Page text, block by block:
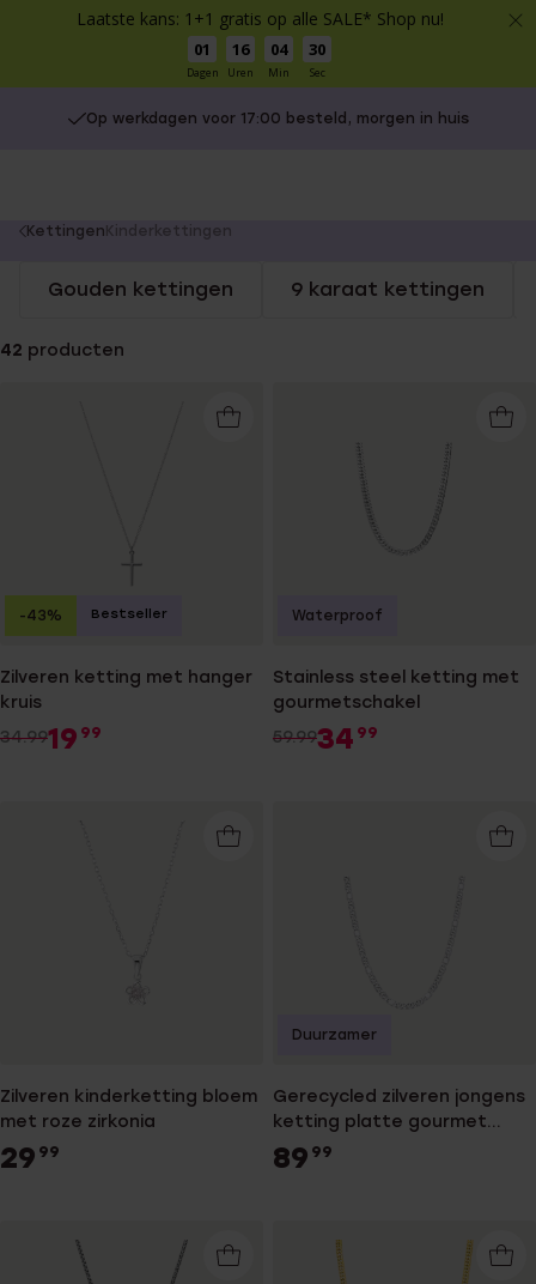
Laatste kans: 1+1 gratis op alle SALE* Shop nu!
01
Dagen
16
Uren
04
Min
29
Sec
Op werkdagen voor 17:00 besteld, morgen in huis
You
here:
Kettingen Kinderkettingen
Gouden kettingen 9 karaat kettingen
42 producten
Zilveren ketting met hanger
kruis
34.9919 99
-43% Bestseller
Stainless steel ketting met
gourmetschakel
59.9934 99
Waterproof
Zilveren kinderketting bloem
met roze zirkonia
29 99
Gerecycled zilveren jongens
ketting platte gourmet
schakel
89 99
Duurzamer